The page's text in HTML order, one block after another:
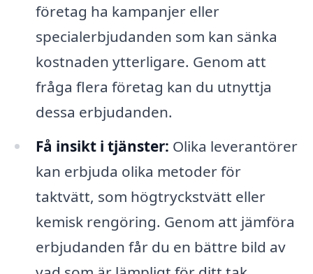
företag ha kampanjer eller
specialerbjudanden som kan sänka
kostnaden ytterligare. Genom att
fråga flera företag kan du utnyttja
dessa erbjudanden.
Få insikt i tjänster: Olika leverantörer
kan erbjuda olika metoder för
taktvätt, som högtryckstvätt eller
kemisk rengöring. Genom att jämföra
erbjudanden får du en bättre bild av